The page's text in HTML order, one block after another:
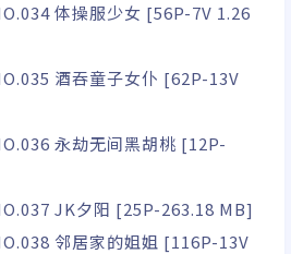
体操服少女 [56P-7V 1.26
酒吞童子女仆 [62P-13V
永劫无间黑胡桃 [12P-
JK夕阳 [25P-263.18 MB]
邻居家的姐姐 [116P-13V